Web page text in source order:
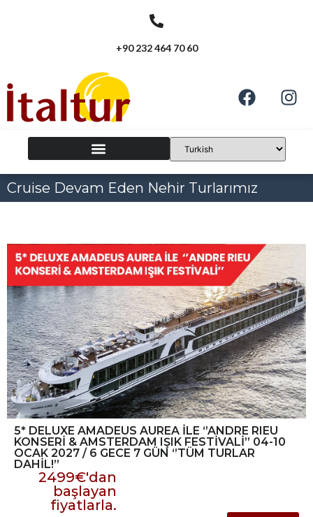
+90 232 464 70 60
Cruise Devam Eden Nehir Turlarımız
5* DELUXE AMADEUS AUREA İLE ‘’ANDRE RIEU
KONSERİ & AMSTERDAM IŞIK FESTİVALİ’’ 04-10
OCAK 2027 / 6 GECE 7 GÜN ‘’TÜM TURLAR
DAHİL!’’
2499€'dan
başlayan
fiyatlarla.